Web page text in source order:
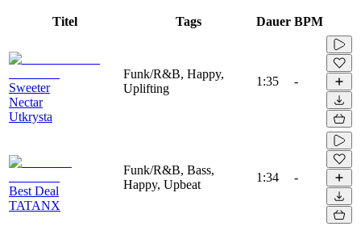
Titel Tags Dauer BPM
Sweeter
Nectar
Utkrysta
Funk/R&B, Happy,
Uplifting
1:35 -
Best Deal
TATANX
Funk/R&B, Bass,
Happy, Upbeat
1:34 -